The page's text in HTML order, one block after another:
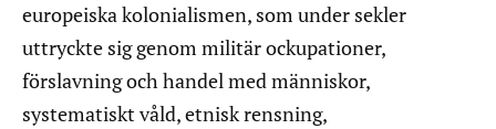
europeiska kolonialismen, som under sekler
uttryckte sig genom militär ockupationer,
förslavning och handel med människor,
systematiskt våld, etnisk rensning,